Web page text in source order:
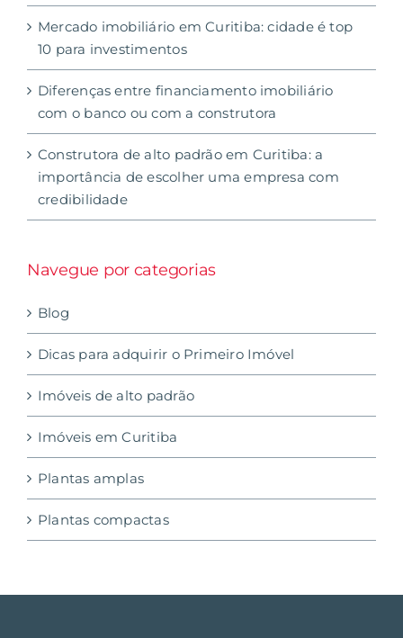
Mercado imobiliário em Curitiba: cidade é top
10 para investimentos
Diferenças entre financiamento imobiliário
com o banco ou com a construtora
Construtora de alto padrão em Curitiba: a
importância de escolher uma empresa com
credibilidade
Navegue por categorias
Blog
Dicas para adquirir o Primeiro Imóvel
Imóveis de alto padrão
Imóveis em Curitiba
Plantas amplas
Plantas compactas